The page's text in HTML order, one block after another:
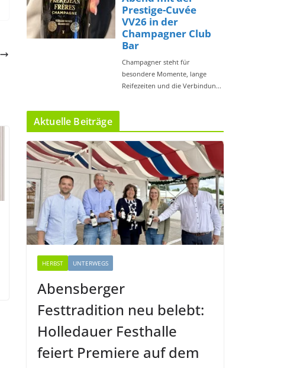
Aktuelle Beiträge
HERBST UNTERWEGS
Abensberger
Festtradition neu belebt:
Holledauer Festhalle
feiert Premiere auf dem